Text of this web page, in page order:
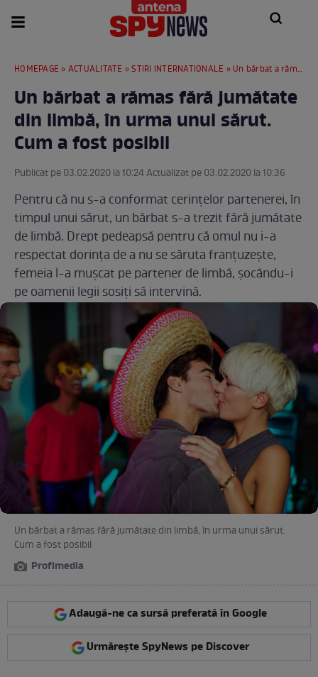
HOMEPAGE » ACTUALITATE »STIRI INTERNATIONALE » Un bărbat a rămas fără jumătate din limbă, în urma unui sărut. Cum a fost posibil
Un bărbat a rămas fără jumătate
din limbă, în urma unui sărut.
Cum a fost posibil
Publicat pe 03.02.2020 la 10:24 Actualizat pe 03.02.2020 la 10:36
Pentru că nu s-a conformat cerințelor partenerei, în
timpul unui sărut, un bărbat s-a trezit fără jumătate
de limbă. Drept pedeapsă pentru că omul nu i-a
respectat dorința de a nu se săruta franțuzește,
femeia l-a mușcat pe partener de limbă, șocându-i
pe oamenii legii sosiți să intervină.
Un bărbat a rămas fără jumătate din limbă, în urma unui sărut.
Cum a fost posibil
Profimedia
Adaugă-ne ca sursă preferată în Google
Urmărește SpyNews pe Discover